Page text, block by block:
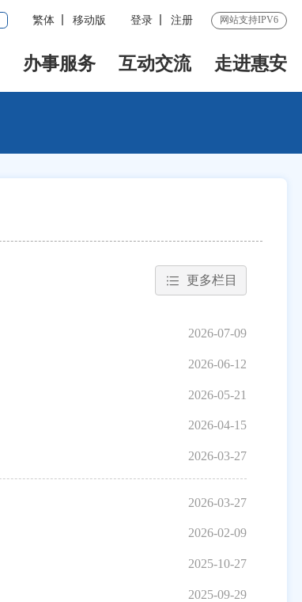
繁体 移动版 登录 注册 网站支持IPV6
办事服务 互动交流 走进惠安
更多栏目
2026-07-09
2026-06-12
2026-05-21
2026-04-15
2026-03-27
2026-03-27
2026-02-09
2025-10-27
2025-09-29